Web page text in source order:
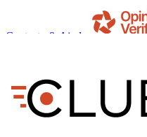
Contacto & Ajuda